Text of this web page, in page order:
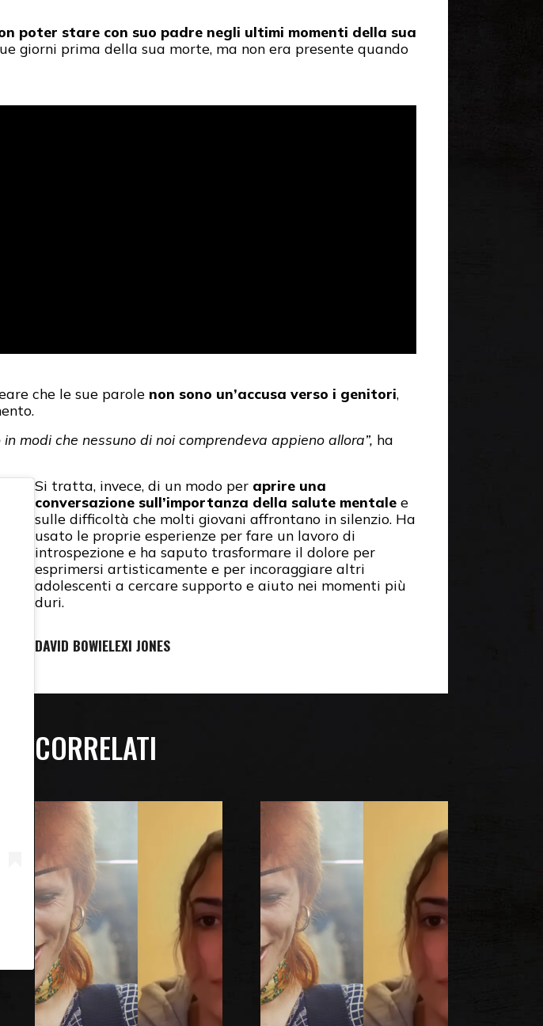
poter stare con suo padre negli ultimi momenti della sua
giorni prima della sua morte, ma non era presente quando
che le sue parole non sono un’accusa verso i genitori,
modi che nessuno di noi comprendeva appieno allora”, ha
Si tratta, invece, di un modo per aprire una
conversazione sull’importanza della salute mentale e
sulle difficoltà che molti giovani affrontano in silenzio. Ha
usato le proprie esperienze per fare un lavoro di
introspezione e ha saputo trasformare il dolore per
esprimersi artisticamente e per incoraggiare altri
adolescenti a cercare supporto e aiuto nei momenti più
duri.
DAVID BOWIELEXI JONES
CORRELATI